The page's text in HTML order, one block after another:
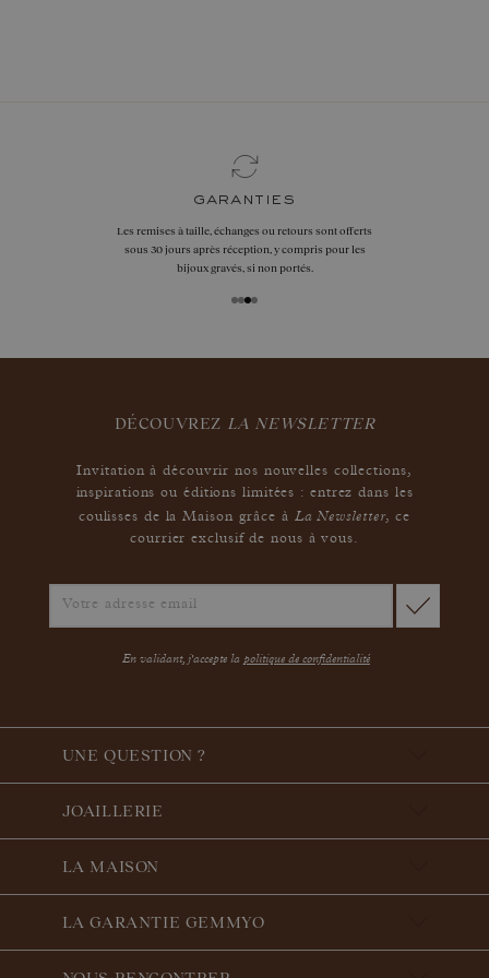
garanties
Les remises à taille, échanges ou retours sont offerts
sous 30 jours après réception, y compris pour les
bijoux gravés, si non portés.
DÉCOUVREZ LA NEWSLETTER
Invitation à découvrir nos nouvelles collections,
inspirations ou éditions limitées : entrez dans les
coulisses de la Maison grâce à La Newsletter,ce
courrier exclusif de nous à vous.
En validant, j'accepte la politique de confidentialité
UNE QUESTION ?
JOAILLERIE
LA MAISON
LA GARANTIE GEMMYO